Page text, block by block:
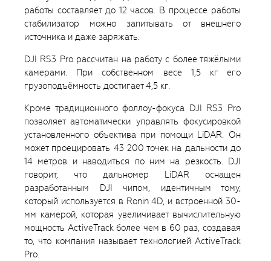
работы составляет до 12 часов. В процессе работы
стабилизатор можно запитывать от внешнего
источника и даже заряжать.
DJI RS3 Pro рассчитан на работу с более тяжёлыми
камерами. При собственном весе 1,5 кг его
грузоподъёмность достигает 4,5 кг.
Кроме традиционного фоллоу-фокуса DJI RS3 Pro
позволяет автоматически управлять фокусировкой
установленного объектива при помощи LiDAR. Он
может проецировать 43 200 точек на дальности до
14 метров и наводиться по ним на резкость. DJI
говорит, что дальномер LiDAR оснащен
разработанным DJI чипом, идентичным тому,
который используется в Ronin 4D, и встроенной 30-
мм камерой, которая увеличивает вычислительную
мощность ActiveTrack более чем в 60 раз, создавая
то, что компания называет технологией ActiveTrack
Pro.